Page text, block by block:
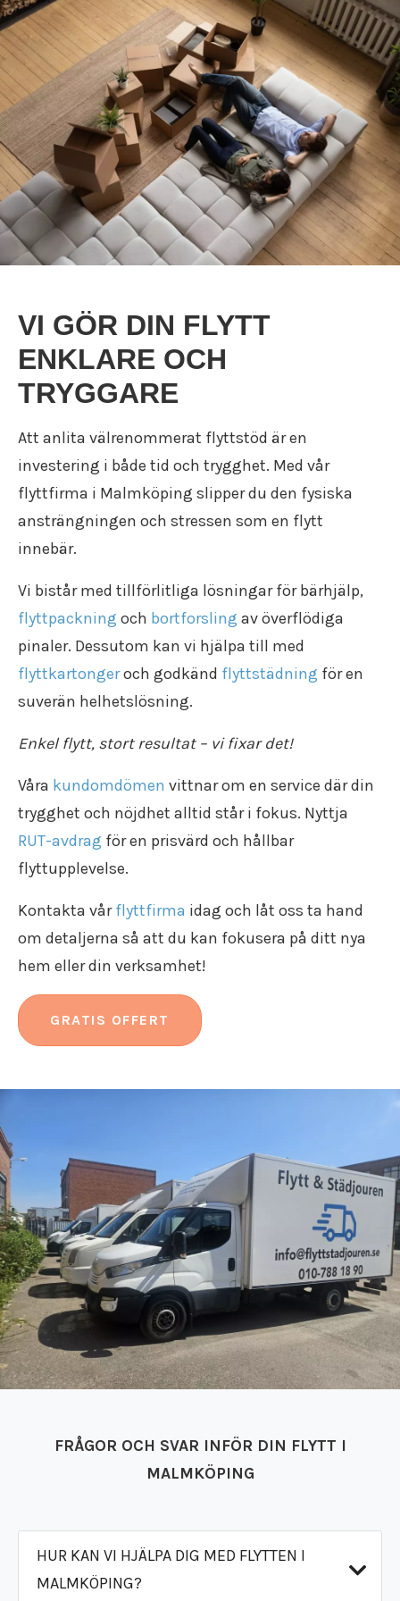
VI GÖR DIN FLYTT
ENKLARE OCH
TRYGGARE
Att anlita välrenommerat flyttstöd är en
investering i både tid och trygghet. Med vår
flyttfirma i Malmköping slipper du den fysiska
ansträngningen och stressen som en flytt
innebär.
Vi bistår med tillförlitliga lösningar för bärhjälp,
flyttpackning och bortforsling av överflödiga
pinaler. Dessutom kan vi hjälpa till med
flyttkartongeroch godkänd flyttstädning för en
suverän helhetslösning.
Enkel flytt, stort resultat – vi fixar det!
Våra kundomdömen vittnar om en service där din
trygghet och nöjdhet alltid står i fokus. Nyttja
RUT-avdrag för en prisvärd och hållbar
flyttupplevelse.
Kontakta vårflyttfirma idag och låt oss ta hand
om detaljerna så att du kan fokusera på ditt nya
hem eller din verksamhet!
GRATIS OFFERT
FRÅGOR OCH SVAR INFÖR DIN FLYTT I
MALMKÖPING
HUR KAN VI HJÄLPA DIG MED FLYTTEN I
MALMKÖPING?